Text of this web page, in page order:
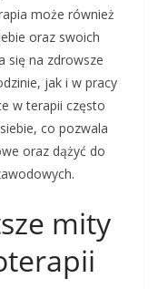
może również
oraz swoich
się na zdrowsze
jak i w pracy
w terapii często
co pozwala
oraz dążyć do
mity